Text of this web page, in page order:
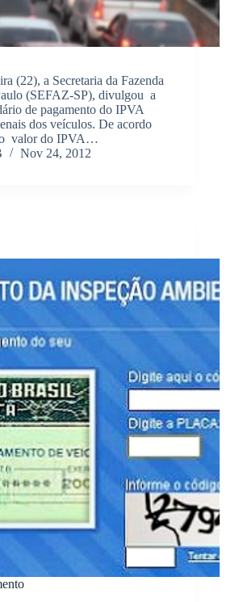
(22), a Secretaria da Fazenda
(SEFAZ-SP), divulgou a
de pagamento do IPVA
dos veículos. De acordo
o valor do IPVA…
Nov 24, 2012